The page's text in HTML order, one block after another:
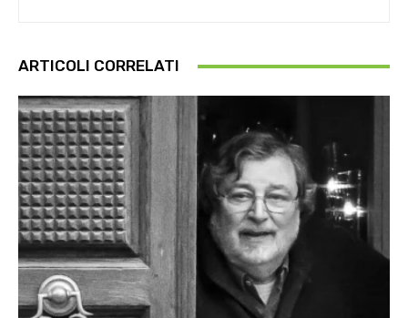
ARTICOLI CORRELATI